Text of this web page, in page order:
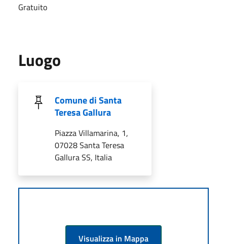
Gratuito
Luogo
Comune di Santa
Teresa Gallura
Piazza Villamarina, 1,
07028 Santa Teresa
Gallura SS, Italia
Visualizza in Mappa